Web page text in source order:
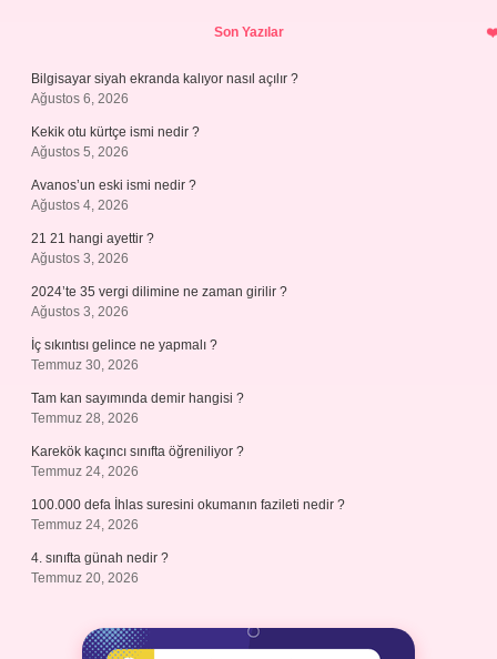
Son Yazılar
Bilgisayar siyah ekranda kalıyor nasıl açılır ?
Ağustos 6, 2026
Kekik otu kürtçe ismi nedir ?
Ağustos 5, 2026
Avanos’un eski ismi nedir ?
Ağustos 4, 2026
21 21 hangi ayettir ?
Ağustos 3, 2026
2024’te 35 vergi dilimine ne zaman girilir ?
Ağustos 3, 2026
İç sıkıntısı gelince ne yapmalı ?
Temmuz 30, 2026
Tam kan sayımında demir hangisi ?
Temmuz 28, 2026
Karekök kaçıncı sınıfta öğreniliyor ?
Temmuz 24, 2026
100.000 defa İhlas suresini okumanın fazileti nedir ?
Temmuz 24, 2026
4. sınıfta günah nedir ?
Temmuz 20, 2026